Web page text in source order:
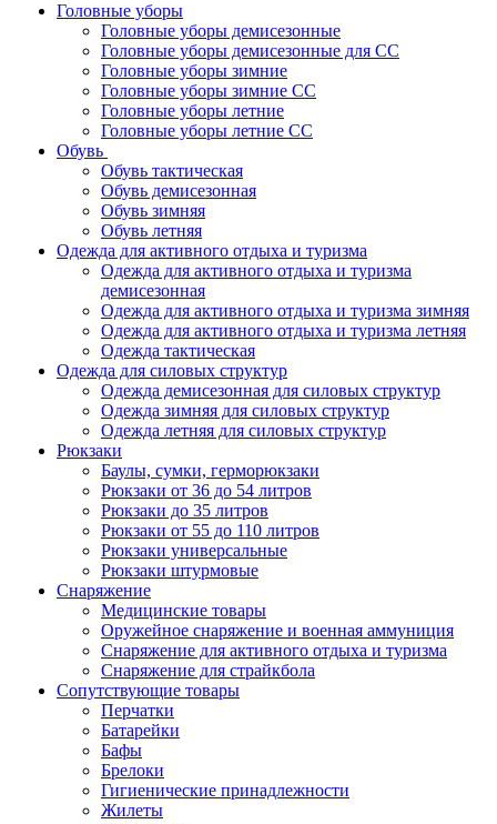
Головные уборы
Головные уборы демисезонные
Головные уборы демисезонные для СС
Головные уборы зимние
Головные уборы зимние СС
Головные уборы летние
Головные уборы летние СС
Обувь
Обувь тактическая
Обувь демисезонная
Обувь зимняя
Обувь летняя
Одежда для активного отдыха и туризма
Одежда для активного отдыха и туризма
демисезонная
Одежда для активного отдыха и туризма зимняя
Одежда для активного отдыха и туризма летняя
Одежда тактическая
Одежда для силовых структур
Одежда демисезонная для силовых структур
Одежда зимняя для силовых структур
Одежда летняя для силовых структур
Рюкзаки
Баулы, сумки, герморюкзаки
Рюкзаки от 36 до 54 литров
Рюкзаки до 35 литров
Рюкзаки от 55 до 110 литров
Рюкзаки универсальные
Рюкзаки штурмовые
Снаряжение
Медицинские товары
Оружейное снаряжение и военная аммуниция
Снаряжение для активного отдыха и туризма
Снаряжение для страйкбола
Сопутствующие товары
Перчатки
Батарейки
Бафы
Брелоки
Гигиенические принадлежности
Жилеты